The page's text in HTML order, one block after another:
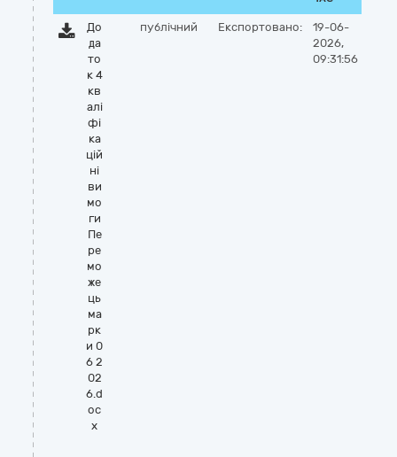
До
да
то
к 4
кв
алі
фі
ка
цій
ні
ви
мо
ги
Пе
ре
мо
же
ць
ма
рк
и 0
6 2
02
6.d
oc
x
публічний Експортовано:
19-06-
2026,
09:31:56